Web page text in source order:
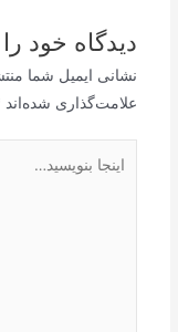
دیدگاه‌ خود
نشانی ایمیل شما
علامت‌گذاری شده‌اند
بنویسید…